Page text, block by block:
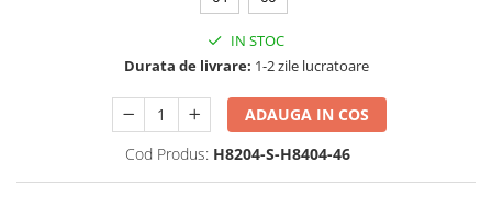
IN STOC
Durata de livrare: 1-2 zile lucratoare
ADAUGA IN COS
Cod Produs: H8204-S-H8404-46